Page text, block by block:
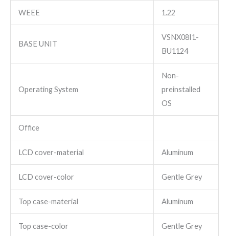
WEEE 1.22
BASE UNIT
VSNX08I1-
BU1124
Operating System
Non-
preinstalled
OS
Office
LCD cover-material Aluminum
LCD cover-color Gentle Grey
Top case-material Aluminum
Top case-color Gentle Grey